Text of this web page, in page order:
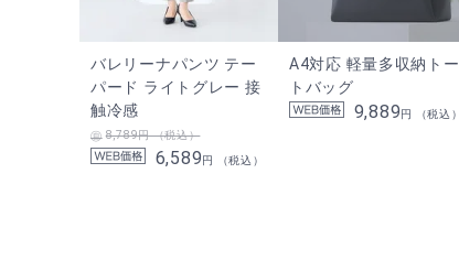
バレリーナパンツ テー
パード ライトグレー 接
触冷感
8,789円 （税込）
6,589円 （税込）
A4対応 軽量多収納トー
トバッグ
9,889円 （税込）